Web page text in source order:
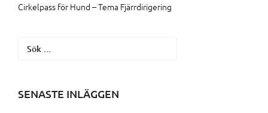
Cirkelpass för Hund – Tema Fjärrdirigering
Sök
SENASTE INLÄGGEN